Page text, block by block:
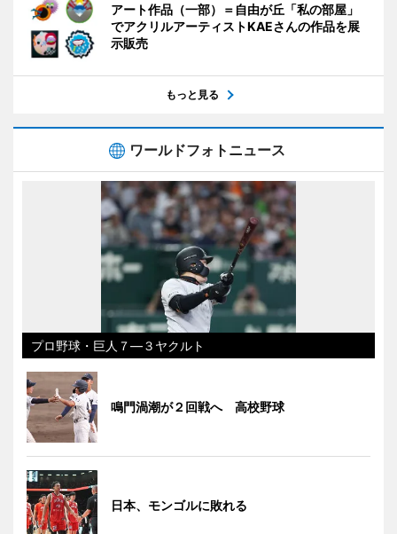
アート作品（一部）＝自由が丘「私の部屋」
でアクリルアーティストKAEさんの作品を展
示販売
もっと見る
ワールドフォトニュース
プロ野球・巨人７―３ヤクルト
鳴門渦潮が２回戦へ 高校野球
日本、モンゴルに敗れる